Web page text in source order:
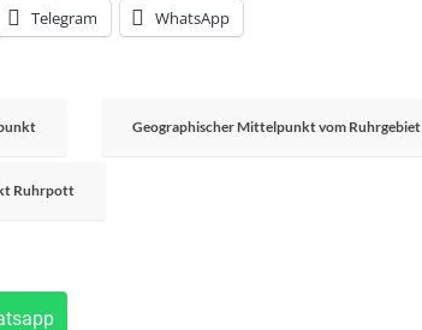
Telegram WhatsApp
Geographischer Mittelpunkt vom Ruhrgebiet
Ruhrpott